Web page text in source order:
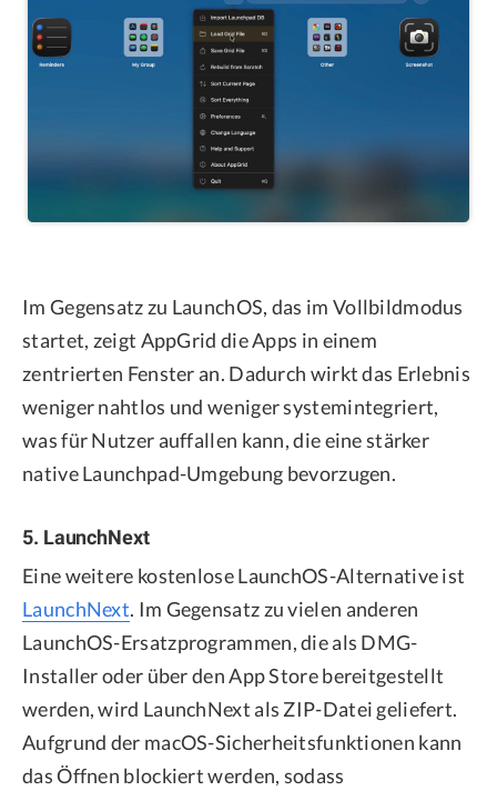
Im Gegensatz zu LaunchOS, das im Vollbildmodus
startet, zeigt AppGrid die Apps in einem
zentrierten Fenster an. Dadurch wirkt das Erlebnis
weniger nahtlos und weniger systemintegriert,
was für Nutzer auffallen kann, die eine stärker
native Launchpad-Umgebung bevorzugen.
5. LaunchNext
Eine weitere kostenlose LaunchOS-Alternative ist
LaunchNext. Im Gegensatz zu vielen anderen
LaunchOS-Ersatzprogrammen, die als DMG-
Installer oder über den App Store bereitgestellt
werden, wird LaunchNext als ZIP-Datei geliefert.
Aufgrund der macOS-Sicherheitsfunktionen kann
das Öffnen blockiert werden, sodass